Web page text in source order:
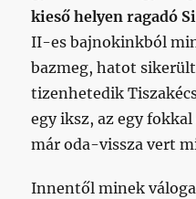
kieső helyen ragadó
II-es bajnokinkból
bazmeg, hatot
tizenhetedik
egy iksz, az egy fokkal
már oda-vissza vert
Innentől minek